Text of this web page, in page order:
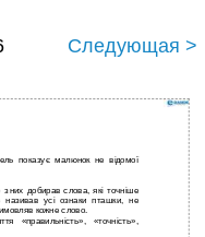
Следующая >
показує малюнок не відомої
них добирав слова, які точніше
називав усі ознаки пташки, не
кожне слово.
«правильність», «точність»,